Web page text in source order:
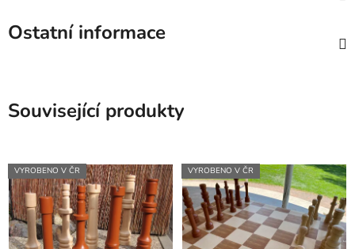
Ostatní informace
Související produkty
VYROBENO V ČR VYROBENO V ČR